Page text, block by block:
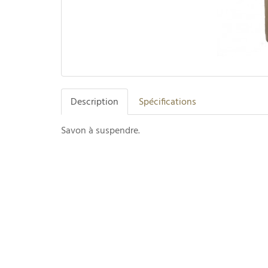
Description Spécifications
Savon à suspendre.